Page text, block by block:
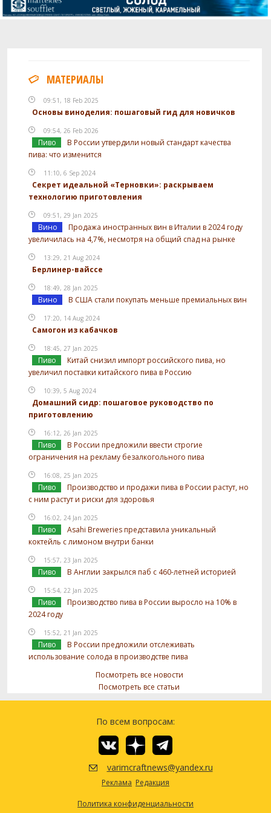
Tettnanger
8.51 г
34/70
Посмотреть рецепт полностью
МАТЕРИАЛЫ
09:51, 18 Feb 2025
Основы виноделия: пошаговый гид для новичков
09:54, 26 Feb 2026
Пиво
В России утвердили новый стандарт качества
пива: что изменится
11:10, 6 Sep 2024
Секрет идеальной «Терновки»: раскрываем
технологию приготовления
09:51, 29 Jan 2025
Вино
Продажа иностранных вин в Италии в 2024 году
увеличилась на 4,7%, несмотря на общий спад на рынке
13:29, 21 Aug 2024
Берлинер-вайссе
18:49, 28 Jan 2025
Вино В США стали покупать меньше премиальных вин
17:20, 14 Aug 2024
Самогон из кабачков
18:45, 27 Jan 2025
Пиво
Китай снизил импорт российского пива, но
увеличил поставки китайского пива в Россию
10:39, 5 Aug 2024
Домашний сидр: пошаговое руководство по
приготовлению
16:12, 26 Jan 2025
Пиво
В России предложили ввести строгие
ограничения на рекламу безалкогольного пива
16:08, 25 Jan 2025
Пиво
Производство и продажи пива в России растут, но
с ним растут и риски для здоровья
16:02, 24 Jan 2025
Пиво
Asahi Breweries представила уникальный
коктейль с лимоном внутри банки
15:57, 23 Jan 2025
Пиво В Англии закрылся паб с 460-летней историей
15:54, 22 Jan 2025
Пиво
Производство пива в России выросло на 10% в
2024 году
15:52, 21 Jan 2025
Пиво
В России предложили отслеживать
использование солода в производстве пива
Посмотреть все новости
Посмотреть все статьи
По всем вопросам:
varimcraftnews@yandex.ru
Реклама Редакция
Политика конфиденциальности